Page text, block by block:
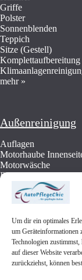
Um dir ein optimales
um Geräteinformationen
Technologien
auf dieser Website
zurückziehst, können
Griffe
Polster
Sonnenblenden
Teppich
Sitze (Gestell)
Komplettaufbereitung
mehr »
Außenreinigung
Auflagen
Motorhaube
Motorwäsche
Radläufe
Felgen Radhäuser
Lackaufbereitung
Cabrio-Dach:
Unterbodenschutz…
mehr »
Öffnungszeiten